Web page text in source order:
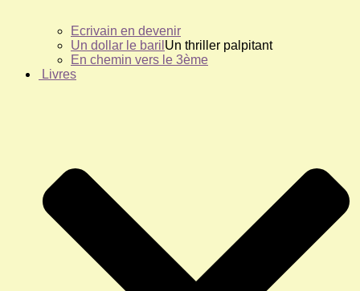
Ecrivain en devenir
Un dollar le baril Un thriller palpitant
En chemin vers le 3ème
Livres